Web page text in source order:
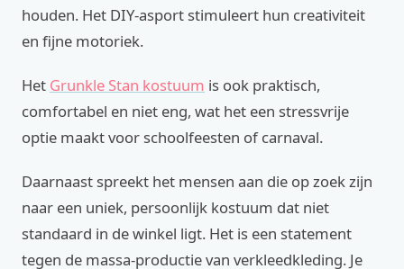
houden. Het DIY-asport stimuleert hun creativiteit
en fijne motoriek.
Het Grunkle Stan kostuum is ook praktisch,
comfortabel en niet eng, wat het een stressvrije
optie maakt voor schoolfeesten of carnaval.
Daarnaast spreekt het mensen aan die op zoek zijn
naar een uniek, persoonlijk kostuum dat niet
standaard in de winkel ligt. Het is een statement
tegen de massa-productie van verkleedkleding. Je